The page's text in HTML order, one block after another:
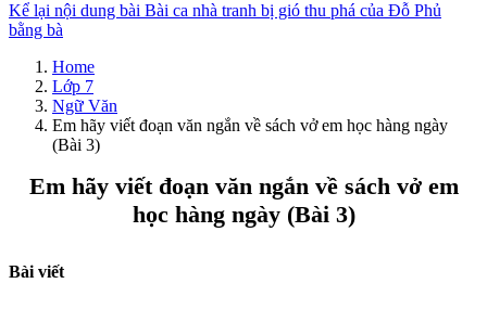
Kể lại nội dung bài Bài ca nhà tranh bị gió thu phá của Đỗ Phủ
bằng bà
Home
Lớp 7
Ngữ Văn
Em hãy viết đoạn văn ngắn về sách vở em học hàng ngày
(Bài 3)
Em hãy viết đoạn văn ngắn về sách vở em
học hàng ngày (Bài 3)
Bài viết